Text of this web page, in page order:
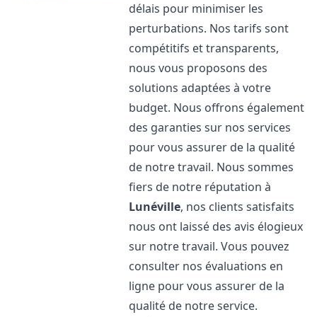
délais pour minimiser les
perturbations. Nos tarifs sont
compétitifs et transparents,
nous vous proposons des
solutions adaptées à votre
budget. Nous offrons également
des garanties sur nos services
pour vous assurer de la qualité
de notre travail. Nous sommes
fiers de notre réputation à
Lunéville, nos clients satisfaits
nous ont laissé des avis élogieux
sur notre travail. Vous pouvez
consulter nos évaluations en
ligne pour vous assurer de la
qualité de notre service.